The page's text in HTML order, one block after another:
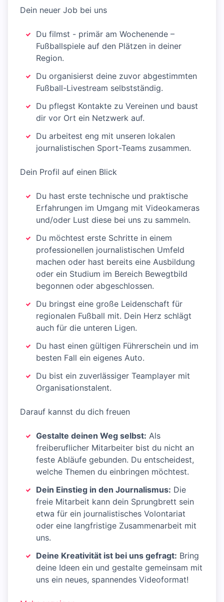
Dein neuer Job bei uns
Du filmst - primär am Wochenende –
Fußballspiele auf den Plätzen in deiner
Region.
Du organisierst deine zuvor abgestimmten
Fußball-Livestream selbstständig.
Du pflegst Kontakte zu Vereinen und baust
dir vor Ort ein Netzwerk auf.
Du arbeitest eng mit unseren lokalen
journalistischen Sport-Teams zusammen.
Dein Profil auf einen Blick
Du hast erste technische und praktische
Erfahrungen im Umgang mit Videokameras
und/oder Lust diese bei uns zu sammeln.
Du möchtest erste Schritte in einem
professionellen journalistischen Umfeld
machen oder hast bereits eine Ausbildung
oder ein Studium im Bereich Bewegtbild
begonnen oder abgeschlossen.
Du bringst eine große Leidenschaft für
regionalen Fußball mit. Dein Herz schlägt
auch für die unteren Ligen.
Du hast einen gültigen Führerschein und im
besten Fall ein eigenes Auto.
Du bist ein zuverlässiger Teamplayer mit
Organisationstalent.
Darauf kannst du dich freuen
Gestalte deinen Weg selbst: Als
freiberuflicher Mitarbeiter bist du nicht an
feste Abläufe gebunden. Du entscheidest,
welche Themen du einbringen möchtest.
Dein Einstieg in den Journalismus: Die
freie Mitarbeit kann dein Sprungbrett sein
etwa für ein journalistisches Volontariat
oder eine langfristige Zusammenarbeit mit
uns.
Deine Kreativität ist bei uns gefragt: Bring
deine Ideen ein und gestalte gemeinsam mit
uns ein neues, spannendes Videoformat!